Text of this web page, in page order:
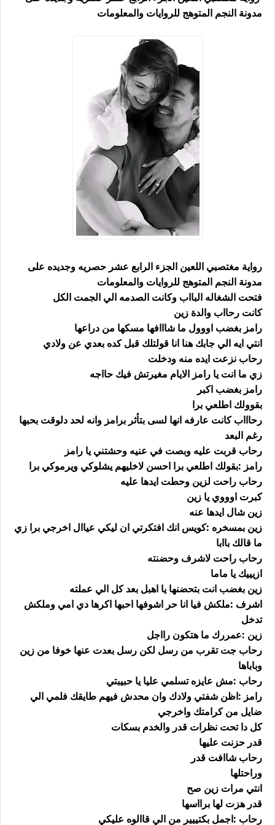
مدونة النجم المتوهج للروايات والمعلومات
رواية مغتصبي اللعين الجزء الرابع عشر حصريه وجديده على
مدونة النجم المتوهج للروايات والمعلومات
فتحت الشغاله البااب وكانت الصدمه الي الجمت الكل
كانت رحااب والدة زين
رامز بغضب اووول ما شااافها مسكها من دراعها
انتي ايه الي جابك هنا انا قولتلك قبل كده بعدي عن ولادي
رحاب نزعت ايده منه ودخلت
زي ما انت يا رامز الايام مغيرتش فيك حااجه
رامز بغضب اكبر
بقوولك اطلعي برا
رحاااب كانت عارفه انها لسى بتأثر برامز وانه لحد دلوقت بحبها
رغم البعد
رحاب قربت عليه وبصت في عنيه وحشتني يا رامز
رامز :بقولك اطلعي برا احسن لاخليهم يشلوكي ويرموكي برا
رحاب راحت لزين وحطت ايدها عليه
كبرت اوووي يا زين
زين شال ايدها عنه
زين بمسخره :كويس انك افتكرتي ان ليكي عياال اخرجي برا زي
ما قالك باابا
رحاب راحت لاشرف وحضنته
ازيييك يا ماما
زين بغضب انت بتحضنها يا اهبل بعد كل الي عملته
اشرف :ملكش فيا انا حر اشوفها احبها اكرها دي امي وملكش
تدخل
زين :عمررك ما هتكون رااجل
رحاب جت تقرب من رسل لكن رسل بعدت عنها خوفا من زين
وباباها
رحاب :مش عايزه تسلمي عليا يا حبيبتي
رامز :اظن شفتي ولادك وان محدش فيهم طايقك فلمي الي
ضايل من كرامتك واخرجي
كل دا تحت نظرات قدر والخدم بسكات
قدر حزنت عليها
رحاب شاافت قدر
وراحتلها
انتي مرات زين صح
قدر هزت لها برااسها
رحاب :اجمل بكتييير من الي قاالوه عليكي